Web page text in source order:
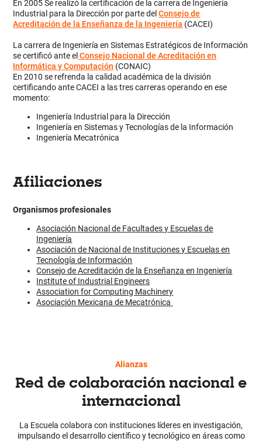
En 2005 Se realizó la certificación de la carrera de Ingeniería
Industrial para la Dirección por parte delConsejo de
Acreditación de la Enseñanza de la Ingeniería (CACEI)
La carrera de Ingeniería en Sistemas Estratégicos de Información
se certificó ante el Consejo Nacional de Acreditación en
Informática y Computación (CONAIC)
En 2010 se refrenda la calidad académica de la división
certificando ante CACEI a las tres carreras operando en ese
momento:
Ingeniería Industrial para la Dirección
Ingeniería en Sistemas y Tecnologías de la Información
Ingeniería Mecatrónica
Afiliaciones
Organismos profesionales
Asociación Nacional de Facultades y Escuelas de
Ingeniería
Asociación de Nacional de Instituciones y Escuelas en
Tecnología de Información
Consejo de Acreditación de la Enseñanza en Ingeniería
Institute of Industrial Engineers
Association for Computing Machinery
Asociación Mexicana de Mecatrónica
Alianzas
Red de colaboración nacional e
internacional
La Escuela colabora con instituciones líderes en investigación,
impulsando el desarrollo científico y tecnológico en áreas como